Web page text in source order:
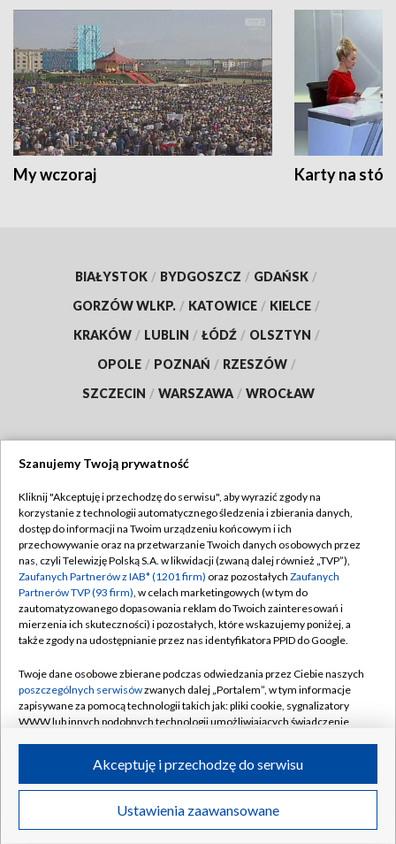
My wczoraj Karty na
BIAŁYSTOK / BYDGOSZCZ / GDAŃSK /
GORZÓW WLKP. / KATOWICE / KIELCE /
KRAKÓW / LUBLIN / ŁÓDŹ / OLSZTYN /
OPOLE / POZNAŃ / RZESZÓW /
SZCZECIN / WARSZAWA / WROCŁAW
TVP
Abonament TVP
Emisja w TVP
Centrum informacji TVP
Naziemna Telewizja Cyfrowa
Rada Programowa
System NOS
Informacje o nadawcy
Program dla prasy
Ogłoszenie przetargowe
Regulamin TVP
Polityka prywatności
Moje zgody
Pomoc
Kontakt
Kanały
©2026 Telewizja Polska S.A. w likwidacji
Szanujemy Twoją prywatność
Kliknij "Akceptuję i przechodzę do serwisu", aby wyrazić zgody na
korzystanie z technologii automatycznego śledzenia i zbierania danych,
dostęp do informacji na Twoim urządzeniu końcowym i ich
przechowywanie oraz na przetwarzanie Twoich danych osobowych przez
nas, czyli Telewizję Polską S.A. w likwidacji (zwaną dalej również „TVP”),
Zaufanych Partnerów z IAB* (1201 firm) oraz pozostałych Zaufanych
Partnerów TVP (93 firm), w celach marketingowych (w tym do
zautomatyzowanego dopasowania reklam do Twoich zainteresowań i
mierzenia ich skuteczności) i pozostałych, które wskazujemy poniżej, a
także zgody na udostępnianie przez nas identyfikatora PPID do Google.
Twoje dane osobowe zbierane podczas odwiedzania przez Ciebie naszych
poszczególnych serwisówzwanych dalej „Portalem”, w tym informacje
zapisywane za pomocą technologii takich jak: pliki cookie, sygnalizatory
WWW lub innych podobnych technologii umożliwiających świadczenie
ruchu w Internecie.
Twoje dane osobowe zbierane podczas odwiedzania przez Ciebie
poszczególnych serwisówna Portalu, takie jak adresy IP, identyfikatory
Ustawienia zaawansowane
Akceptuję i przechodzę do serwisu